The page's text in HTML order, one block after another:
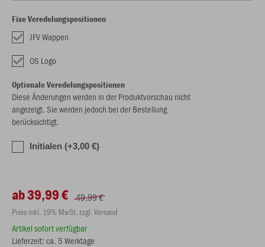
Fixe Veredelungspositionen
JFV Wappen
OS Logo
Optionale Veredelungspositionen
Diese Änderungen werden in der Produktvorschau nicht
angezeigt. Sie werden jedoch bei der Bestellung
berücksichtigt.
Initialen (+3,00 €)
ab 39,99 € 49,99 €
Preis inkl. 19% MwSt. zzgl. Versand
Artikel sofort verfügbar
Lieferzeit: ca. 5 Werktage